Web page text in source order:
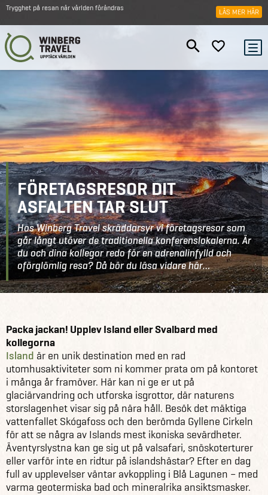
Trygghet på resan när världen förändras LÄS MER HÄR
FÖRETAGSRESOR DIT
ASFALTEN TAR SLUT
Hos Winberg Travel skräddarsyr vi företagsresor som
går långt utöver de traditionella konferenslokalerna. Är
du och dina kollegor redo för en adrenalinfylld och
oförglömlig resa? Då bör du läsa vidare här…
Packa jackan! Upplev Island eller Svalbard med
kollegorna
Island är en unik destination med en rad
utomhusaktiviteter som ni kommer prata om på kontoret
i många år framöver. Här kan ni ge er ut på
glaciärvandring och utforska isgrottor, där naturens
storslagenhet visar sig på nära håll. Besök det mäktiga
vattenfallet Skógafoss och den berömda Gyllene Cirkeln
för att se några av Islands mest ikoniska sevärdheter.
Äventyrslystna kan ge sig ut på valsafari, snöskoterturer
eller varför inte en ridtur på islandshästar? Efter en dag
full av upplevelser väntar avkoppling i Blå Lagunen – med
varma geotermiska bad och mineralrika ansiktsmasker.